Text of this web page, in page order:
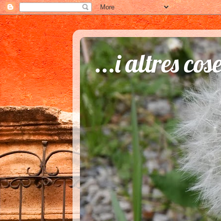
...i altres